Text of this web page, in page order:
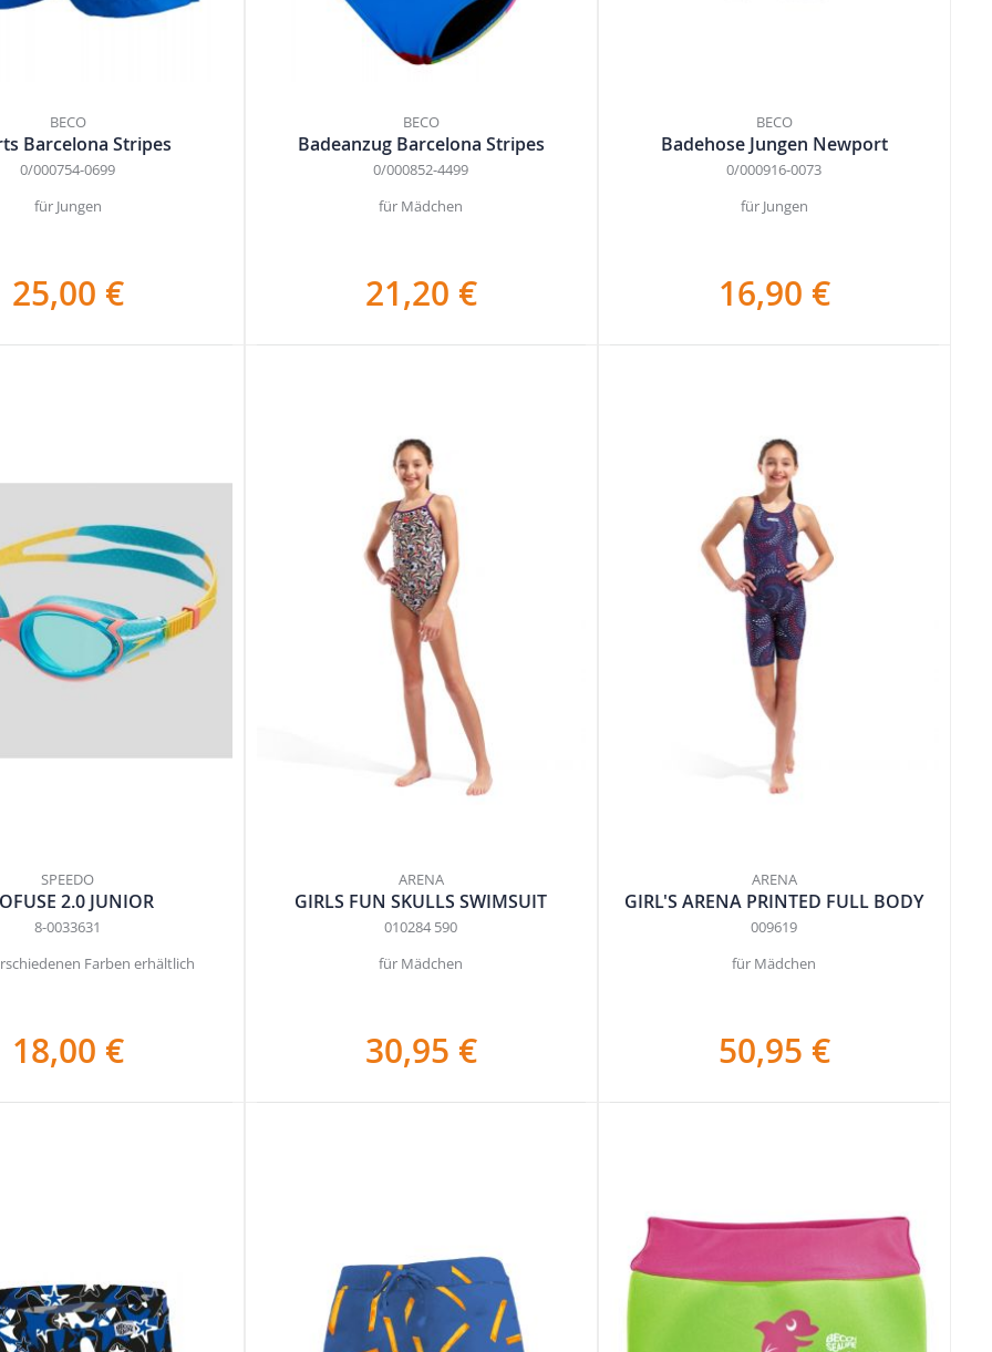
BECO
Barcelona Stripes
0/000754-0699
für Jungen
25,00 €
BECO
Badeanzug Barcelona Stripes
0/000852-4499
für Mädchen
21,20 €
BECO
Badehose Jungen Newport
0/000916-0073
für Jungen
16,90 €
SPEEDO
2.0 JUNIOR
8-0033631
Farben erhältlich
18,00 €
ARENA
GIRLS FUN SKULLS SWIMSUIT
010284 590
für Mädchen
30,95 €
ARENA
GIRL'S ARENA PRINTED FULL BODY
009619
für Mädchen
50,95 €